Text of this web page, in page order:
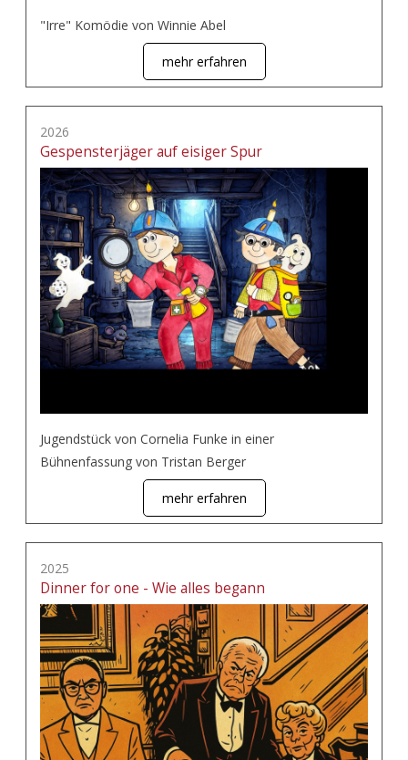
"Irre" Komödie von Winnie Abel
mehr erfahren
2026
Gespensterjäger auf eisiger Spur
Jugendstück von Cornelia Funke in einer
Bühnenfassung von Tristan Berger
mehr erfahren
2025
Dinner for one - Wie alles begann